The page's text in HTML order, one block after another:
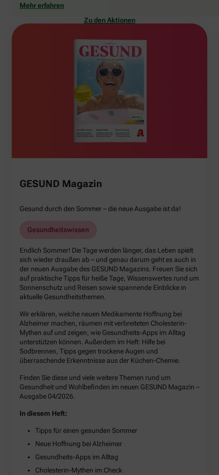
Mehr erfahren
Zu den Aktionen
GESUND Magazin
Gesund durch den Sommer – die neue Ausgabe ist da!
Gesundheitswissen
Endlich Sommer! Die Tage werden länger, das Leben spielt
sich wieder draußen ab – und genau darum geht es auch in
der neuen Ausgabe des GESUND Magazins. Freuen Sie sich
auf praktische Tipps für heiße Tage, Wissenswertes rund um
Sonnenschutz und Reisen sowie spannende Einblicke in
aktuelle Gesundheitsthemen.
Wir erklären, welche neuen Medikamente Hoffnung bei
Alzheimer machen, räumen mit verbreiteten Cholesterin-
Mythen auf und zeigen, wie Gesundheits-Apps im Alltag
unterstützen können. Außerdem im Heft: Hilfe bei
Sodbrennen, Tipps gegen trockene Augen und
überraschende Erkenntnisse aus der Küchen-Chemie.
Finden Sie diese und viele weitere Themen rund um
Gesundheit und Wohlbefinden im neuen GESUND Magazin –
Ausgabe 04/2026.
In diesem Heft:
Tipps für einen gesunden Sommer
Neue Hoffnung bei Alzheimer
Gesundheits-Apps im Alltag
Cholesterin-Mythen im Check